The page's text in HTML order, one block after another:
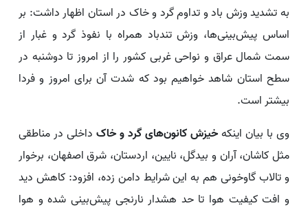
به تشدید وزش باد و تداوم گرد و خاک در استان اظهار داشت: بر
اساس پیش‌بینی‌ها، وزش تندباد همراه با نفوذ گرد و غبار از
سمت شمال عراق و نواحی غربی کشور را از امروز تا دوشنبه در
سطح استان شاهد خواهیم بود که شدت آن برای امروز و فردا
بیشتر است.
وی با بیان اینکهخیزش کانون‌های گرد و خاک داخلی در مناطقی
مثل کاشان، آران و بیدگل، نایین، اردستان، شرق اصفهان، برخوار
و تالاب گاوخونی هم به این شرایط دامن زده، افزود: کاهش دید
و افت کیفیت هوا تا حد هشدار نارنجی پیش‌بینی شده و هوا